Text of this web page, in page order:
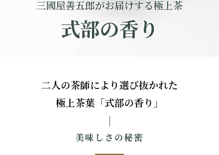
三國屋善五郎がお届けする極上茶
式部の香り
二人の茶師により選び抜かれた
極上茶葉「式部の香り」
美味しさの秘密